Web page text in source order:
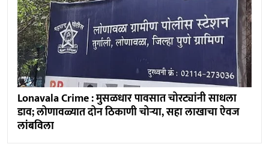
Lonavala Crime : मुसळधार पावसात चोरट्यांनी साधला
डाव; लोणावळ्यात दोन ठिकाणी चोऱ्या, सहा लाखाचा ऐवज
लांबविला